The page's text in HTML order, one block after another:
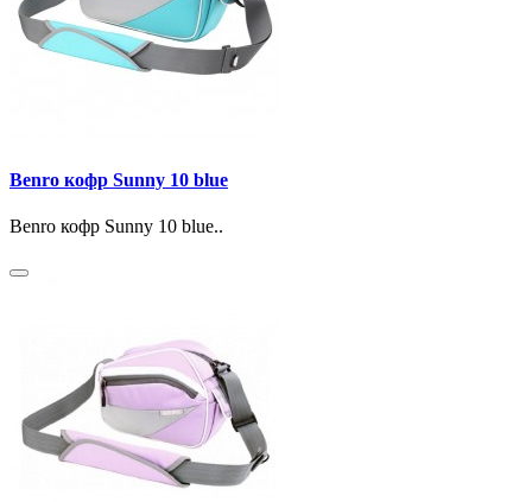
Benro кофр Sunny 10 blue
Benro кофр Sunny 10 blue..